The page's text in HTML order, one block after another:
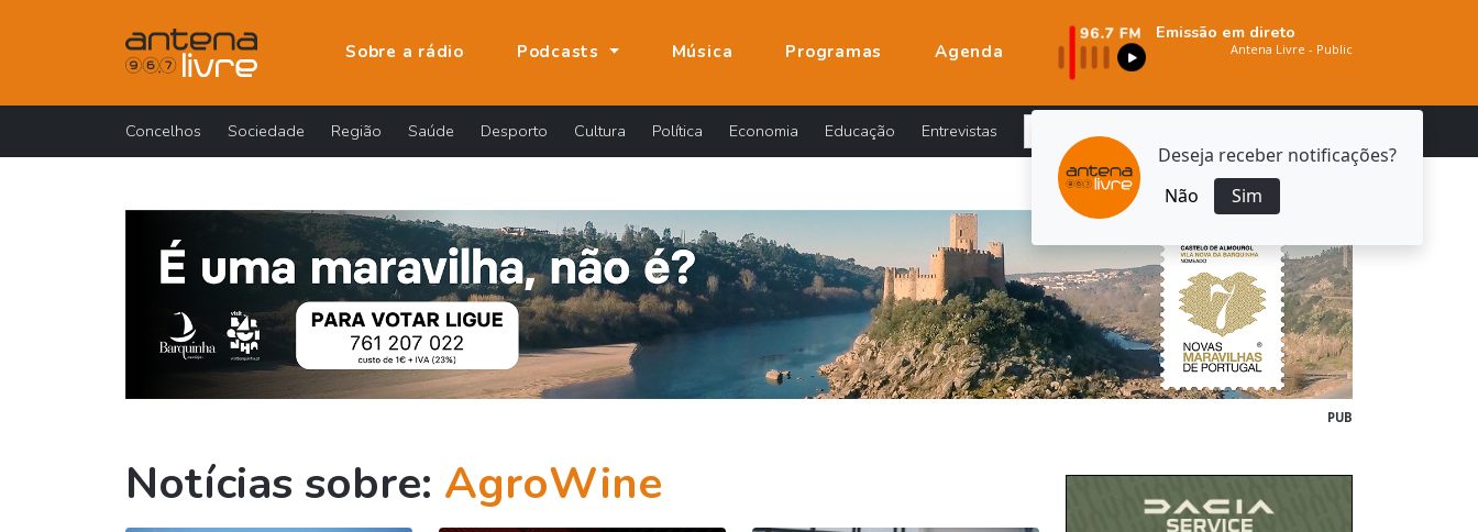
Deseja receber notificações?
Não
Sim
Sobre a rádio Podcasts Música Programas Agenda
Emissão em direto
Concelhos Sociedade Região Saúde Desporto Cultura Política Economia Educação Entrevistas
PUB
Notícias sobre: AgroWine